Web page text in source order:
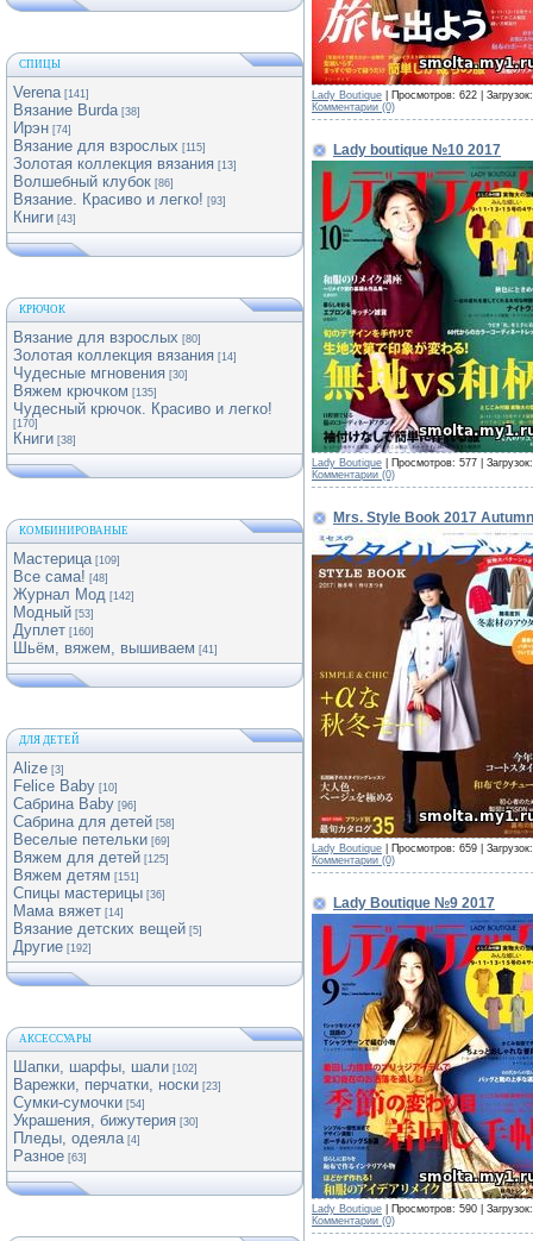
СПИЦЫ
Verena [141]
Вязание Burda [38]
Ирэн [74]
Вязание для взрослых [115]
Золотая коллекция вязания [13]
Волшебный клубок [86]
Вязание. Красиво и легко! [93]
Книги [43]
КРЮЧОК
Вязание для взрослых [80]
Золотая коллекция вязания [14]
Чудесные мгновения [30]
Вяжем крючком [135]
Чудесный крючок. Красиво и легко!
[170]
Книги [38]
КОМБИНИРОВАНЫЕ
Мастерица [109]
Все сама! [48]
Журнал Мод [142]
Модный [53]
Дуплет [160]
Шьём, вяжем, вышиваем [41]
ДЛЯ ДЕТЕЙ
Alize [3]
Felice Baby [10]
Сабрина Baby [96]
Сабрина для детей [58]
Веселые петельки [69]
Вяжем для детей [125]
Вяжем детям [151]
Спицы мастерицы [36]
Мама вяжет [14]
Вязание детских вещей [5]
Другие [192]
АКСЕССУАРЫ
Шапки, шарфы, шали [102]
Варежки, перчатки, носки [23]
Сумки-сумочки [54]
Украшения, бижутерия [30]
Пледы, одеяла [4]
Разное [63]
Lady Boutique | Просмотров: 622 |
Комментарии (0)
Lady boutique №10 2017
Lady Boutique | Просмотров: 577 |
Комментарии (0)
Mrs. Style Book 2017
Lady Boutique | Просмотров: 659 |
Комментарии (0)
Lady Boutique №9 2017
Lady Boutique | Просмотров: 590 |
Комментарии (0)